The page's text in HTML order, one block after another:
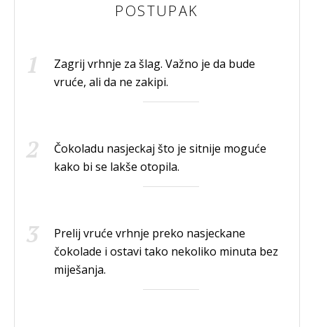
POSTUPAK
Zagrij vrhnje za šlag. Važno je da bude
vruće, ali da ne zakipi.
Čokoladu nasjeckaj što je sitnije moguće
kako bi se lakše otopila.
Prelij vruće vrhnje preko nasjeckane
čokolade i ostavi tako nekoliko minuta bez
miješanja.